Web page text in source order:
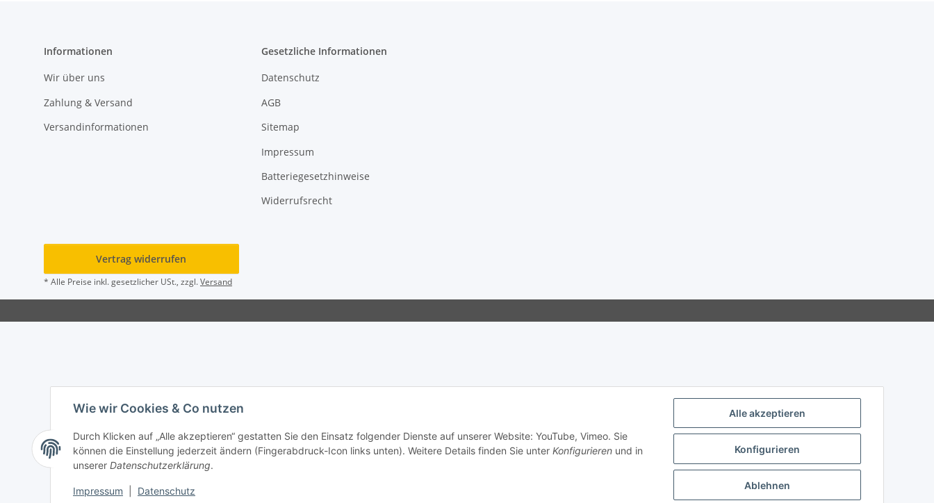
Alle akzeptieren
Konfigurieren
Ablehnen
Wie wir Cookies & Co nutzen
Durch Klicken auf „Alle akzeptieren“ gestatten Sie den Einsatz folgender Dienste auf unserer Website: YouTube, Vimeo. Sie
können die Einstellung jederzeit ändern (Fingerabdruck-Icon links unten). Weitere Details finden Sie unter Konfigurieren und in
unserer Datenschutzerklärung.
Impressum Datenschutz
Informationen
Wir über uns
Zahlung & Versand
Versandinformationen
Gesetzliche Informationen
Datenschutz
AGB
Sitemap
Impressum
Batteriegesetzhinweise
Widerrufsrecht
Vertrag widerrufen
* Alle Preise inkl. gesetzlicher USt., zzgl.Versand